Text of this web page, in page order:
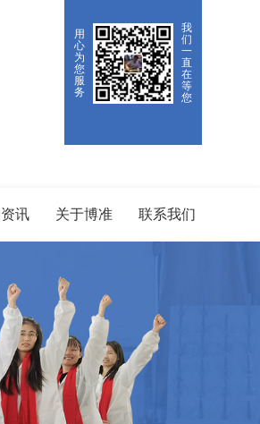
用
心
为
您
服
务
我
们
一
直
在
等
您
讯 关于博准 联系我们